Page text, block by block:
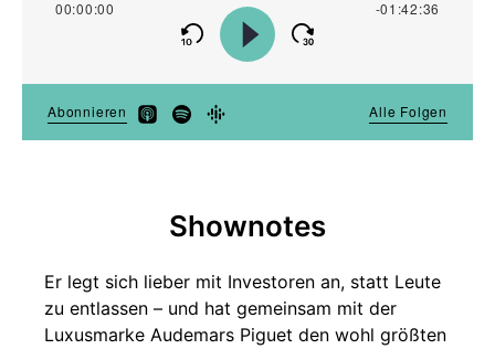
Shownotes
Er legt sich lieber mit Investoren an, statt Leute
zu entlassen – und hat gemeinsam mit der
Luxusmarke Audemars Piguet den wohl größten